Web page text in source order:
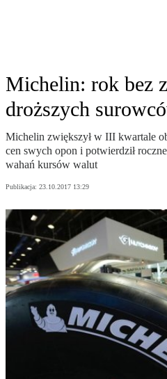
Michelin: rok bez
droższych
Michelin zwiększył w III kwartale
cen swych opon i potwierdził
wahań kursów walut
Publikacja: 23.10.2017 13:29